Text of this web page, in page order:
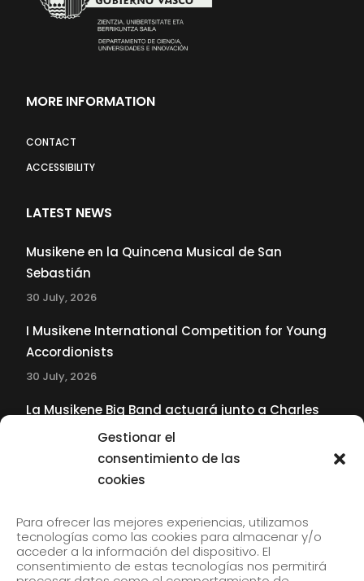
Gestionar el
consentimiento de las
cookies
Para ofrecer las mejores experiencias, utilizamos
tecnologías como las cookies para almacenar y/o
acceder a la información del dispositivo. El
consentimiento de estas tecnologías nos permitirá
MORE INFORMATION
CONTACT
ACCESSIBILITY
LATEST NEWS
Musikene en la Quincena Musical de San
Sebastián
30 July, 2026
I Musikene International Competition for Young
Accordionists
30 July, 2026
La Musikene Big Band actuará junto a Charles
Tolliver en el 61 Jazzaldia
Subscribe to our newsletter to receive our news by